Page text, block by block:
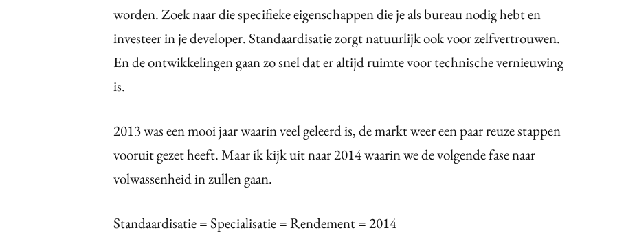
worden. Zoek naar die specifieke eigenschappen die je als bureau nodig hebt en
investeer in je developer. Standaardisatie zorgt natuurlijk ook voor zelfvertrouwen.
En de ontwikkelingen gaan zo snel dat er altijd ruimte voor technische vernieuwing
is.
2013 was een mooi jaar waarin veel geleerd is, de markt weer een paar reuze stappen
vooruit gezet heeft. Maar ik kijk uit naar 2014 waarin we de volgende fase naar
volwassenheid in zullen gaan.
Standaardisatie = Specialisatie = Rendement = 2014